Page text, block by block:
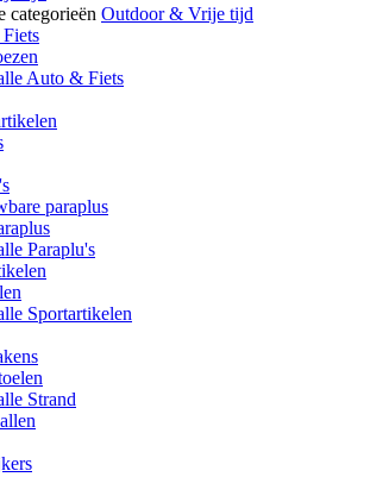
categorieën Outdoor & Vrije tijd
Auto & Fiets
paraplus
Paraplu's
Sportartikelen
Strand